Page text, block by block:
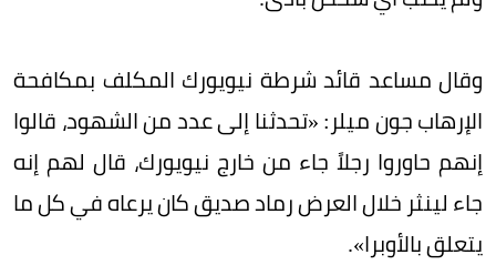
وقال مساعد قائد شرطة نيويورك المكلف بمكافحة
الإرهاب جون ميلر: «تحدثنا إلى عدد من الشهود، قالوا
إنهم حاوروا رجلاً جاء من خارج نيويورك، قال لهم إنه
جاء لينثر خلال العرض رماد صديق كان يرعاه في كل ما
يتعلق بالأوبرا».